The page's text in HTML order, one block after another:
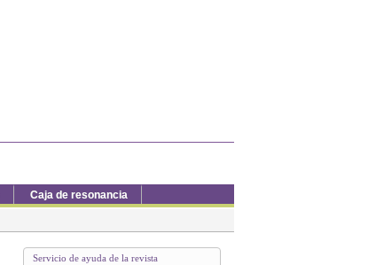
Servicio de ayuda de la revista
Caja de resonancia